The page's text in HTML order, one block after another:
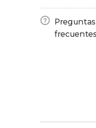
Zaragoza en
¿Qué
no
Preguntas
frecuentes